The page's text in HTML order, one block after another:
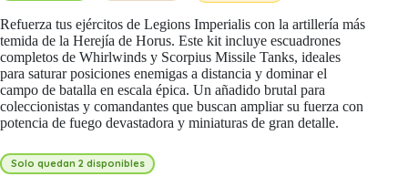
Refuerza tus ejércitos de Legions Imperialis con la artillería más
temida de la Herejía de Horus. Este kit incluye escuadrones
completos de Whirlwinds y Scorpius Missile Tanks, ideales
para saturar posiciones enemigas a distancia y dominar el
campo de batalla en escala épica. Un añadido brutal para
coleccionistas y comandantes que buscan ampliar su fuerza con
potencia de fuego devastadora y miniaturas de gran detalle.
Solo quedan 2 disponibles